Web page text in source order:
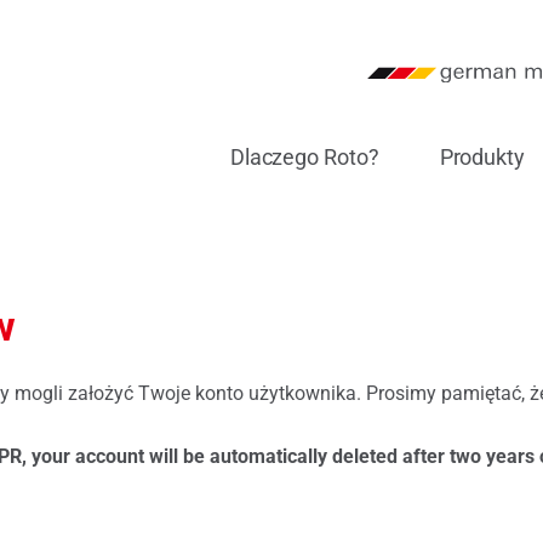
Dlaczego Roto? Produkty
przesuwne
Drzwi balkonowe / tarasowe
Klamki
Object Business
produkcji Roto
i eventy
Roto Inside
System informowania o
mogli założyć Twoje konto użytkownika. Prosimy pamiętać,
your account will be automatically deleted after two